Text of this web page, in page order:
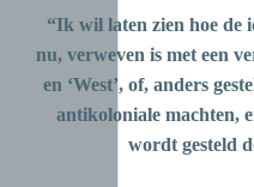
“Ik wil laten zien hoe de
nu, verweven is met een
en ‘West’, of, anders
antikoloniale machten,
wordt gesteld